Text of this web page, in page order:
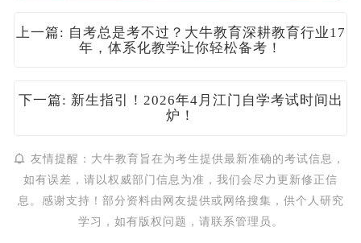
上一篇: 自考总是考不过？大牛教育深耕教育行业17
年，体系化教学让你轻松备考！
下一篇: 新生指引！2026年4月江门自学考试时间出
炉！
友情提醒：大牛教育旨在为考生提供最新准确的考试信息，
如有误差，请以权威部门信息为准，我们会尽力更新修正信
息。感谢支持！部分资料由网友提供或网络搜集，供个人研究
学习，如有版权问题，请联系管理员。